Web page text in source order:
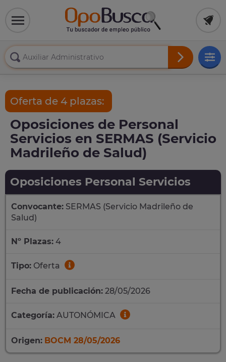
Oferta de 4 plazas:
Oposiciones de Personal
Servicios en SERMAS (Servicio
Madrileño de Salud)
Oposiciones Personal Servicios
Convocante: SERMAS (Servicio Madrileño de
Salud)
Nº Plazas: 4
Tipo: Oferta
Fecha de publicación: 28/05/2026
Categoría: AUTONÓMICA
Origen: BOCM 28/05/2026